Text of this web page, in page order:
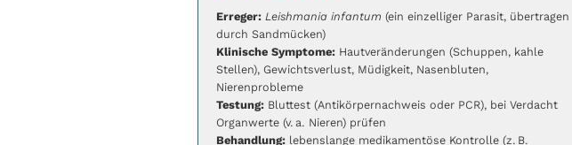
Erreger: Leishmania infantum (ein einzelliger Parasit, übertragen
durch Sandmücken)
Klinische Symptome: Hautveränderungen (Schuppen, kahle
Stellen), Gewichtsverlust, Müdigkeit, Nasenbluten,
Nierenprobleme
Testung: Bluttest (Antikörpernachweis oder PCR), bei Verdacht
Organwerte (v. a. Nieren) prüfen
Behandlung: lebenslange medikamentöse Kontrolle (z. B.